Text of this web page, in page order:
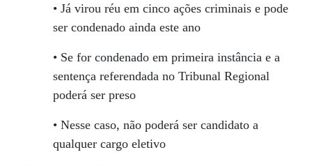
• Já virou réu em cinco ações criminais e pode
ser condenado ainda este ano
• Se for condenado em primeira instância e a
sentença referendada no Tribunal Regional
poderá ser preso
• Nesse caso, não poderá ser candidato a
qualquer cargo eletivo